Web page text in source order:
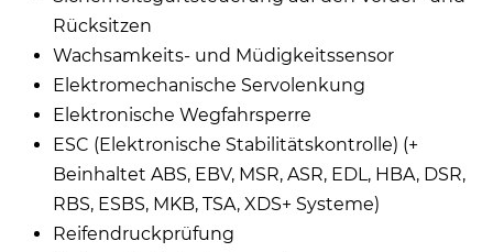
Rücksitzen
Wachsamkeits- und Müdigkeitssensor
Elektromechanische Servolenkung
Elektronische Wegfahrsperre
ESC (Elektronische Stabilitätskontrolle) (+
Beinhaltet ABS, EBV, MSR, ASR, EDL, HBA, DSR,
RBS, ESBS, MKB, TSA, XDS+ Systeme)
Reifendruckprüfung